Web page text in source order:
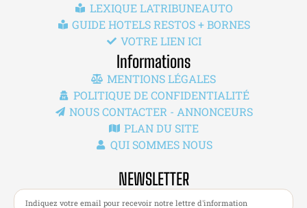
LEXIQUE LATRIBUNEAUTO
GUIDE HOTELS RESTOS + BORNES
VOTRE LIEN ICI
Informations
MENTIONS LÉGALES
POLITIQUE DE CONFIDENTIALITÉ
NOUS CONTACTER - ANNONCEURS
PLAN DU SITE
QUI SOMMES NOUS
NEWSLETTER